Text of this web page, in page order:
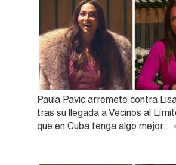
Paula Pavic arremete contra
tras su llegada a Vecinos al
que en Cuba tenga algo